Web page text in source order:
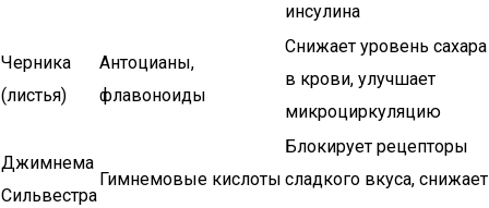
инсулина
Черника
(листья)
Антоцианы,
флавоноиды
Снижает уровень сахара
в крови, улучшает
микроциркуляцию
Джимнема
Сильвестра
Гимнемовые кислоты
Блокирует рецепторы
сладкого вкуса, снижает